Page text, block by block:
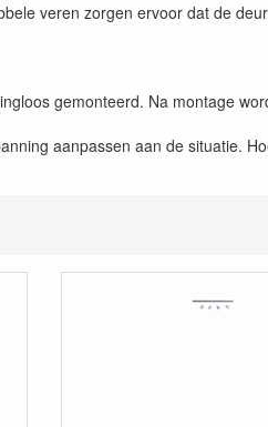
veren zorgen ervoor dat de
gemonteerd. Na montage
aanpassen aan de situatie.